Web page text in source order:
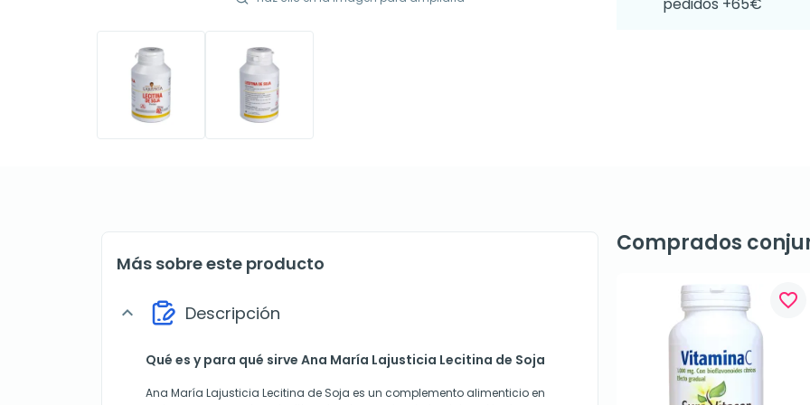
Más sobre este producto
expand_more Descripción
Qué es y para qué sirve Ana María Lajusticia Lecitina de Soja
Ana María Lajusticia Lecitina de Soja es un complemento alimenticio en
Comprados
favorite_border